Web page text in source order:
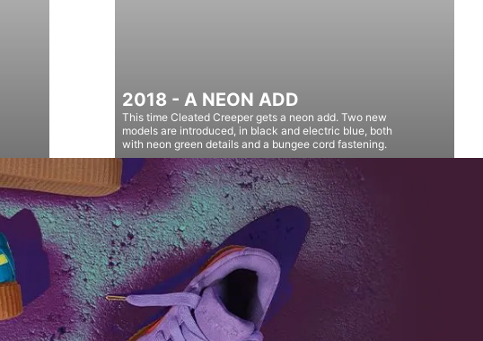
2018 - A NEON ADD
This time Cleated Creeper gets a neon add. Two new
models are introduced, in black and electric blue, both
with neon green details and a bungee cord fastening.